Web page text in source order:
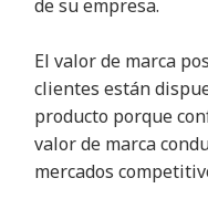
de su empresa.
El valor de marca
clientes están
producto porque
valor de marca
mercados